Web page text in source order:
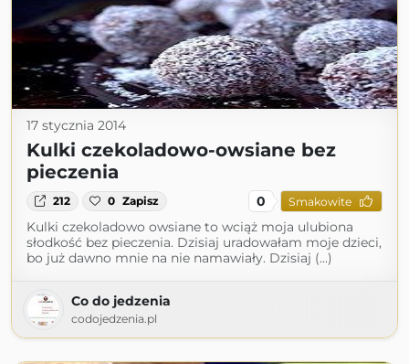
17 stycznia 2014
Kulki czekoladowo-owsiane bez
pieczenia
212 0 Zapisz 0 Smakowite
Kulki czekoladowo owsiane to wciąż moja ulubiona
słodkość bez pieczenia. Dzisiaj uradowałam moje dzieci,
bo już dawno mnie na nie namawiały. Dzisiaj (...)
Co do jedzenia
codojedzenia.pl